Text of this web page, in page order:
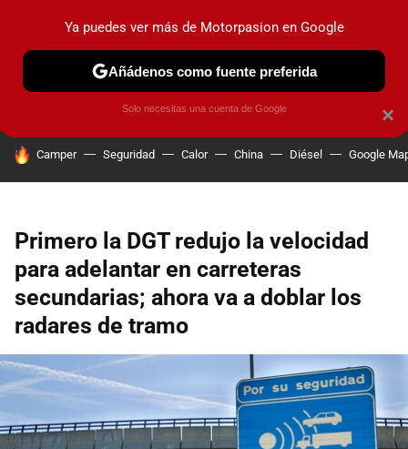
PRUEBAS COCHES ELÉCTRICOS OBSERVATORIO
HOY SE HABLA DE
Camper Seguridad Calor China Diésel Google
Primero la DGT redujo la velocidad
para adelantar en carreteras
secundarias; ahora va a doblar los
radares de tramo
×
Ya puedes ver más de Motorpasion en Google
Añádenos como fuente preferida
Solo necesitas una cuenta de Google